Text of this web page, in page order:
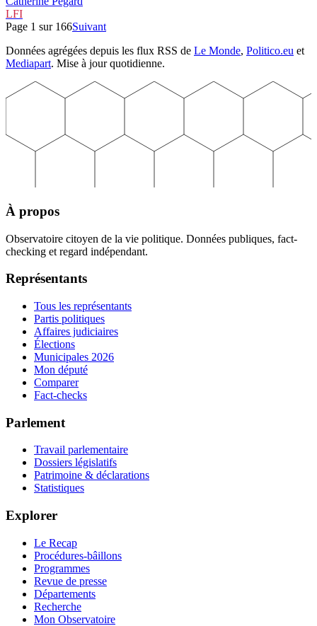
LFI
Page 1 sur 166Suivant
Données agrégées depuis les flux RSS de Le Monde, Politico.eu et
Mediapart. Mise à jour quotidienne.
À propos
Observatoire citoyen de la vie politique. Données publiques, fact-
checking et regard indépendant.
Représentants
Tous les représentants
Partis politiques
Affaires judiciaires
Élections
Municipales 2026
Mon député
Comparer
Fact-checks
Parlement
Travail parlementaire
Dossiers législatifs
Patrimoine & déclarations
Statistiques
Explorer
Le Recap
Procédures-bâillons
Programmes
Revue de presse
Départements
Recherche
Mon Observatoire